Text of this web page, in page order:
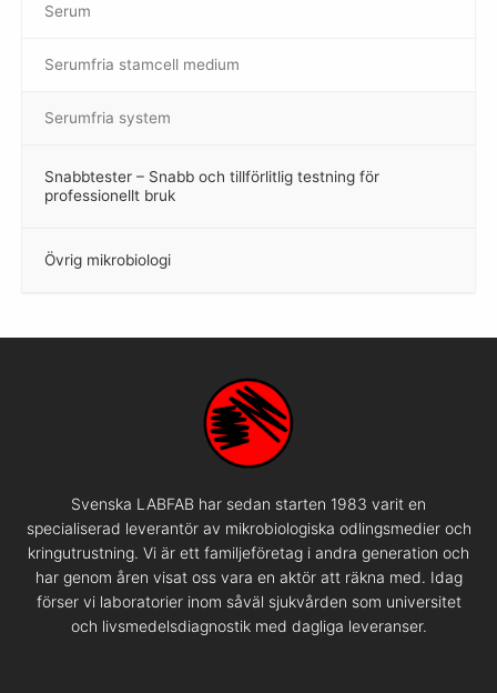
Serum
Serumfria stamcell medium
Serumfria system
Snabbtester – Snabb och tillförlitlig testning för
professionellt bruk
–
Övrig mikrobiologi
–
Svenska LABFAB har sedan starten 1983 varit en
specialiserad leverantör av mikrobiologiska odlingsmedier och
kringutrustning. Vi är ett familjeföretag i andra generation och
har genom åren visat oss vara en aktör att räkna med. Idag
förser vi laboratorier inom såväl sjukvården som universitet
och livsmedelsdiagnostik med dagliga leveranser.